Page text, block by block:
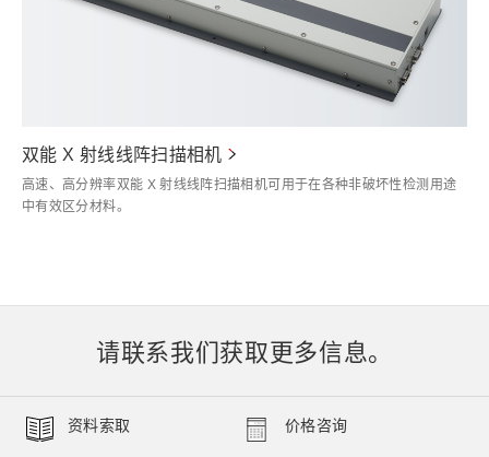
双能 X 射线线阵扫描相机
高速、高分辨率双能 X 射线线阵扫描相机可用于在各种非破坏性检测用途
中有效区分材料。
请联系我们获取更多信息。
资料索取 价格咨询